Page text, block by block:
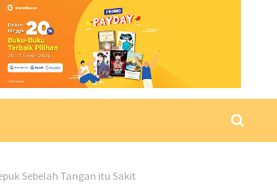
Sebelah Tangan itu Sakit